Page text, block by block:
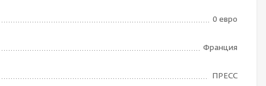
0 евро
Франция
ПРЕСС